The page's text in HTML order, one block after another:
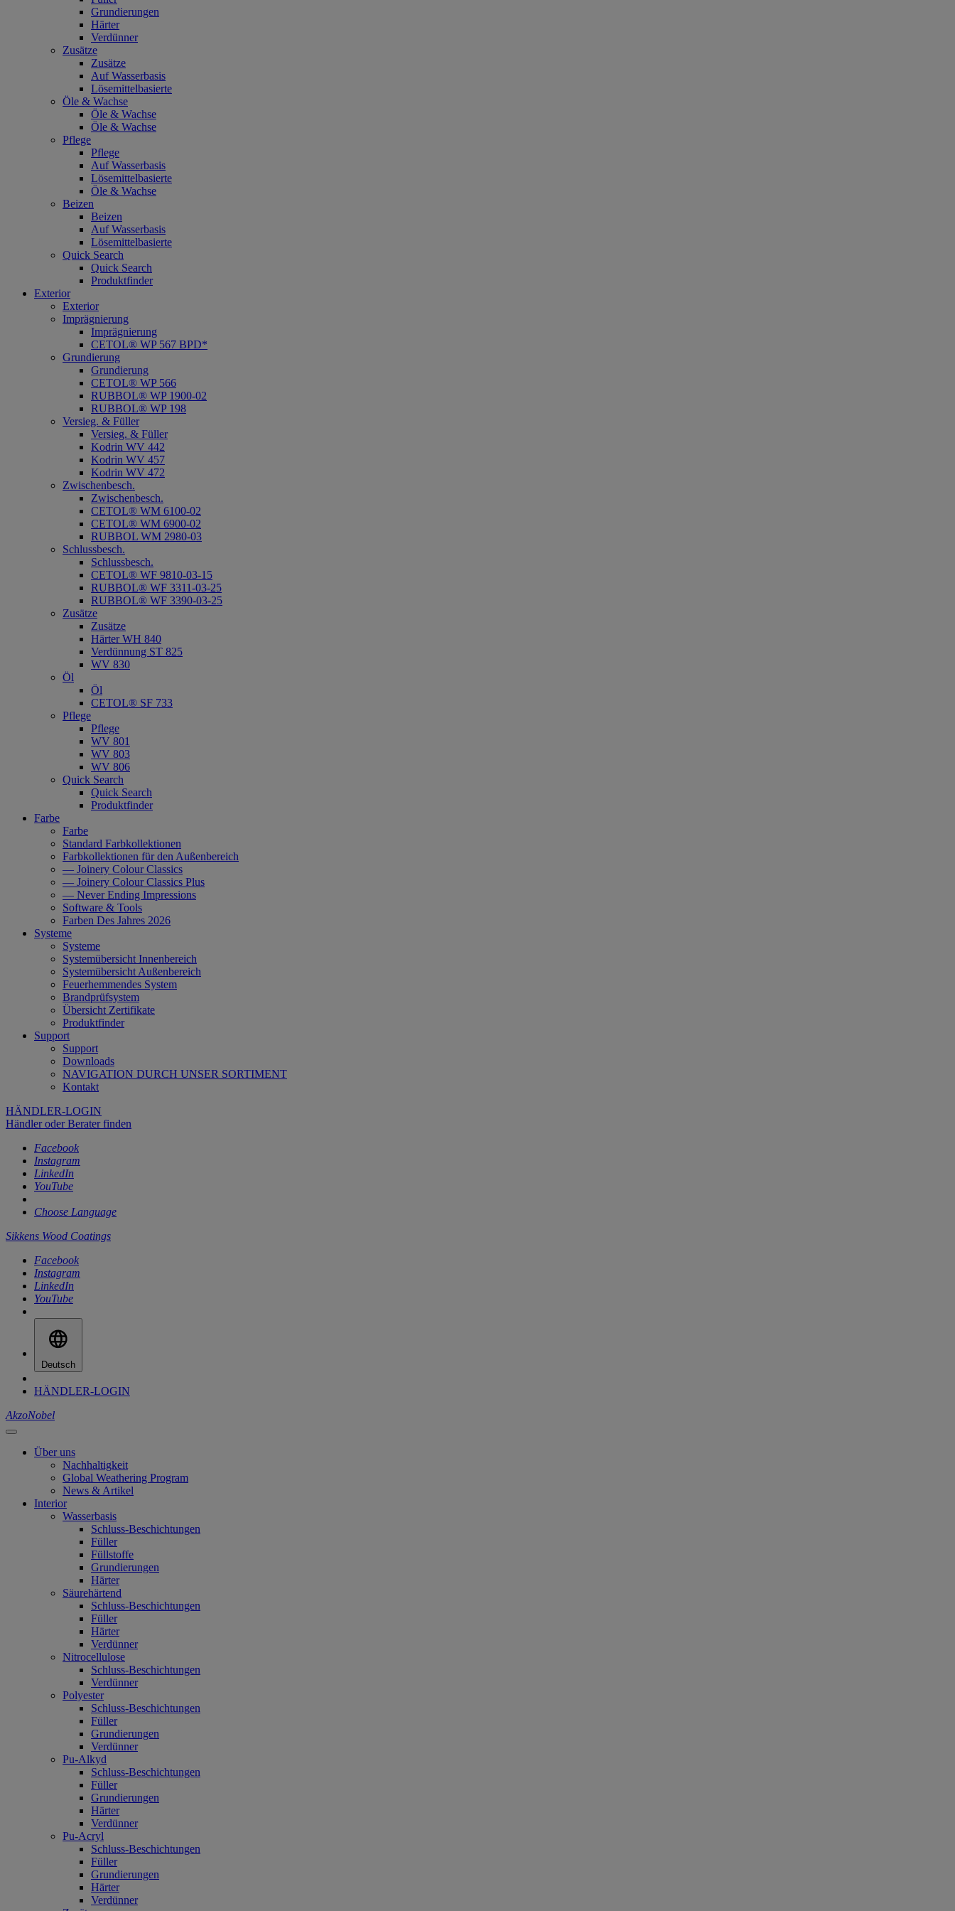
Grundierungen
Härter
Verdünner
Zusätze
Zusätze
Auf Wasserbasis
Lösemittelbasierte
Öle & Wachse
Öle & Wachse
Öle & Wachse
Pflege
Pflege
Auf Wasserbasis
Lösemittelbasierte
Öle & Wachse
Beizen
Beizen
Auf Wasserbasis
Lösemittelbasierte
Quick Search
Quick Search
Produktfinder
Exterior
Exterior
Imprägnierung
Imprägnierung
CETOL® WP 567 BPD*
Grundierung
Grundierung
CETOL® WP 566
RUBBOL® WP 1900-02
RUBBOL® WP 198
Versieg. & Füller
Versieg. & Füller
Kodrin WV 442
Kodrin WV 457
Kodrin WV 472
Zwischenbesch.
Zwischenbesch.
CETOL® WM 6100-02
CETOL® WM 6900-02
RUBBOL WM 2980-03
Schlussbesch.
Schlussbesch.
CETOL® WF 9810-03-15
RUBBOL® WF 3311-03-25
RUBBOL® WF 3390-03-25
Zusätze
Zusätze
Härter WH 840
Verdünnung ST 825
WV 830
Öl
Öl
CETOL® SF 733
Pflege
Pflege
WV 801
WV 803
WV 806
Quick Search
Quick Search
Produktfinder
Farbe
Farbe
Standard Farbkollektionen
Farbkollektionen für den Außenbereich
— Joinery Colour Classics
— Joinery Colour Classics Plus
— Never Ending Impressions
Software & Tools
Farben Des Jahres 2026
Systeme
Systeme
Systemübersicht Innenbereich
Systemübersicht Außenbereich
Feuerhemmendes System
Brandprüfsystem
Übersicht Zertifikate
Produktfinder
Support
Support
Downloads
NAVIGATION DURCH UNSER SORTIMENT
Kontakt
HÄNDLER-LOGIN
Händler oder Berater finden
Facebook
Instagram
LinkedIn
YouTube
Choose Language
Sikkens Wood Coatings
Facebook
Instagram
LinkedIn
YouTube
Deutsch
HÄNDLER-LOGIN
AkzoNobel
Über uns
Nachhaltigkeit
Global Weathering Program
News & Artikel
Interior
Wasserbasis
Schluss-Beschichtungen
Füller
Füllstoffe
Grundierungen
Härter
Säurehärtend
Schluss-Beschichtungen
Füller
Härter
Verdünner
Nitrocellulose
Schluss-Beschichtungen
Verdünner
Polyester
Schluss-Beschichtungen
Füller
Grundierungen
Verdünner
Pu-Alkyd
Schluss-Beschichtungen
Füller
Grundierungen
Härter
Verdünner
Pu-Acryl
Schluss-Beschichtungen
Füller
Grundierungen
Härter
Verdünner